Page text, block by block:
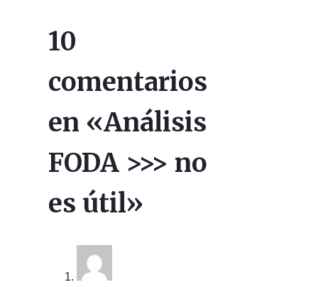
10
comentarios
en «Análisis
FODA >>> no
es útil»